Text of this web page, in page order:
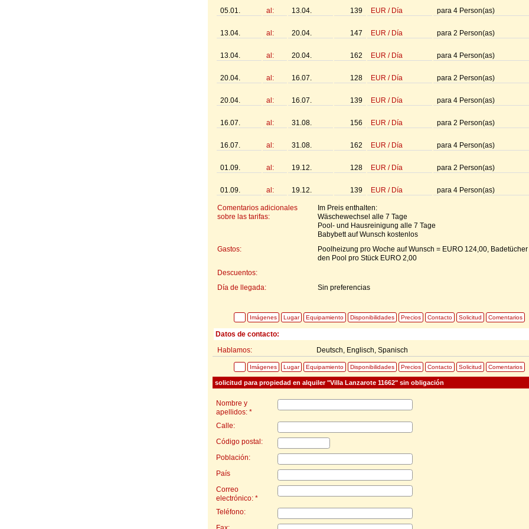
05.01. al: 13.04. 139 EUR / Día para 4 Person(as)
13.04. al: 20.04. 147 EUR / Día para 2 Person(as)
13.04. al: 20.04. 162 EUR / Día para 4 Person(as)
20.04. al: 16.07. 128 EUR / Día para 2 Person(as)
20.04. al: 16.07. 139 EUR / Día para 4 Person(as)
16.07. al: 31.08. 156 EUR / Día para 2 Person(as)
16.07. al: 31.08. 162 EUR / Día para 4 Person(as)
01.09. al: 19.12. 128 EUR / Día para 2 Person(as)
01.09. al: 19.12. 139 EUR / Día para 4 Person(as)
Comentarios adicionales
sobre las tarifas:
Im Preis enthalten:
Wäschewechsel alle 7 Tage
Pool- und Hausreinigung alle 7 Tage
Babybett auf Wunsch kostenlos
Gastos:
Poolheizung pro Woche auf Wunsch = EURO 124,00, Badetücher
den Pool pro Stück EURO 2,00
Descuentos:
Día de llegada:
Sin preferencias
Imágenes Lugar Equipamiento Disponibilidades Precios Contacto Solicitud Comentarios
Datos de contacto:
Hablamos:
Deutsch, Englisch, Spanisch
Imágenes Lugar Equipamiento Disponibilidades Precios Contacto Solicitud Comentarios
solicitud para propiedad en alquiler "Villa Lanzarote 11662" sin obligación
Nombre y
apellidos: *
Calle:
Código postal:
Población:
País
Correo
electrónico: *
Teléfono: